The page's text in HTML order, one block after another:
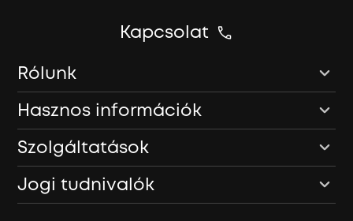
Kapcsolat
Rólunk
Hasznos információk
Szolgáltatások
Jogi tudnivalók